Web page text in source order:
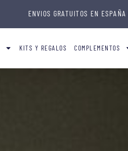
ENVIOS GRATUITOS EN ESPAÑA
KITS Y REGALOS COMPLEMENTOS